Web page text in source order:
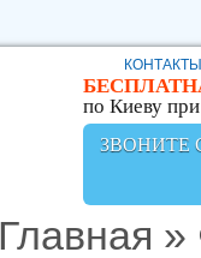
КОНТАКТЫ
по Киеву
ЗВОНИТЕ
Главная »